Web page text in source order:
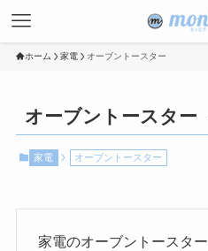
ホーム 家電 オーブントースター
オーブントースター
家電 オーブントースター
家電のオーブントースター